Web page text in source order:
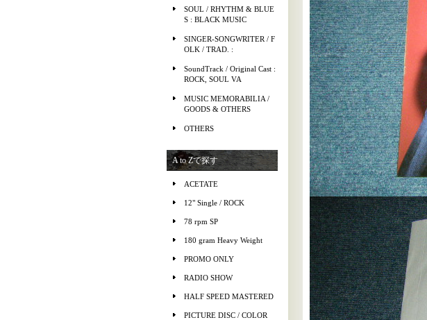
SOUL / RHYTHM & BLUE
S : BLACK MUSIC
SINGER-SONGWRITER / F
OLK / TRAD. :
SoundTrack / Original Cast :
ROCK, SOUL VA
MUSIC MEMORABILIA /
GOODS & OTHERS
OTHERS
A to Zで探す
ACETATE
12" Single / ROCK
78 rpm SP
180 gram Heavy Weight
PROMO ONLY
RADIO SHOW
HALF SPEED MASTERED
PICTURE DISC / COLOR